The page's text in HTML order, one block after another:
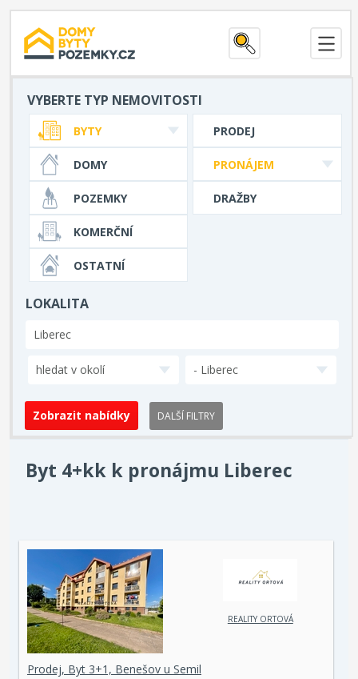
VYBERTE TYP NEMOVITOSTI
PRODEJ
PRONÁJEM
DRAŽBY
BYTY
DOMY
POZEMKY
KOMERČNÍ
OSTATNÍ
LOKALITA
hledat v okolí - Liberec
DALŠÍ FILTRY
Byt 4+kk k pronájmu Liberec
REALITY ORTOVÁ
Prodej, Byt 3+1, Benešov u Semil